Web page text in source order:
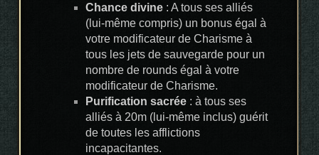
Chance divine : A tous ses alliés
(lui-même compris) un bonus égal à
votre modificateur de Charisme à
tous les jets de sauvegarde pour un
nombre de rounds égal à votre
modificateur de Charisme.
Purification sacrée : à tous ses
alliés à 20m (lui-même inclus) guérit
de toutes les afflictions
incapacitantes.